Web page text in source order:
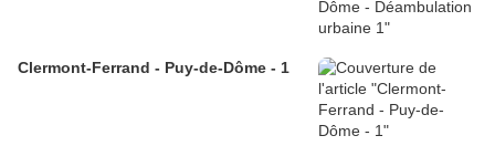
Clermont-Ferrand - Puy-de-Dôme - 1